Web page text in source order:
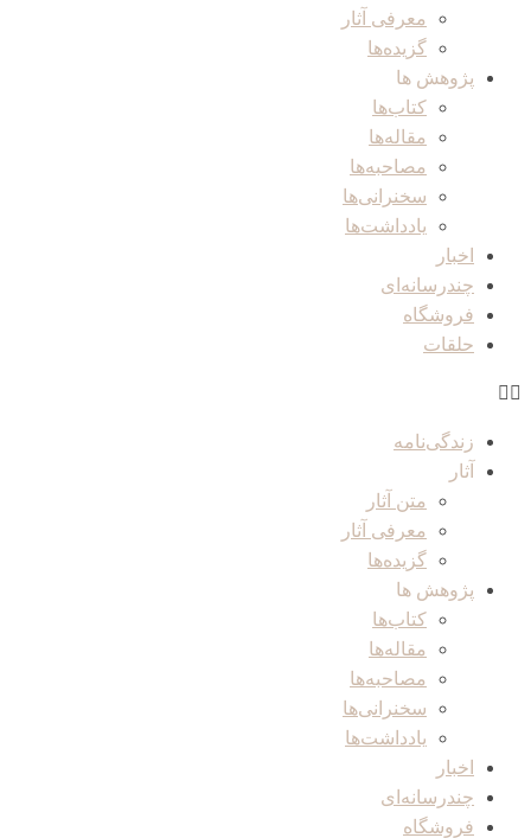
معرفی آثار
گزیده‌ها
پژوهش ها
کتاب‌ها
مقاله‌ها
مصاحبه‌ها
سخنرانی‌ها
یادداشت‌ها
اخبار
چندرسانه‌ای
فروشگاه
حلقات
زندگی‌نامه
آثار
متن آثار
معرفی آثار
گزیده‌ها
پژوهش ها
کتاب‌ها
مقاله‌ها
مصاحبه‌ها
سخنرانی‌ها
یادداشت‌ها
اخبار
چندرسانه‌ای
فروشگاه